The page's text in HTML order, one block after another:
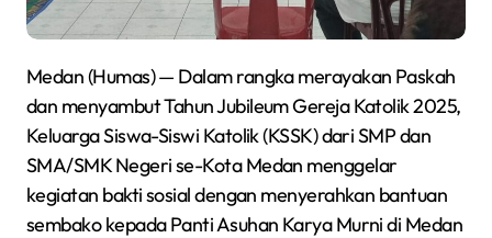
Medan (Humas) — Dalam rangka merayakan Paskah
dan menyambut Tahun Jubileum Gereja Katolik 2025,
Keluarga Siswa-Siswi Katolik (KSSK) dari SMP dan
SMA/SMK Negeri se-Kota Medan menggelar
kegiatan bakti sosial dengan menyerahkan bantuan
sembako kepada Panti Asuhan Karya Murni di Medan